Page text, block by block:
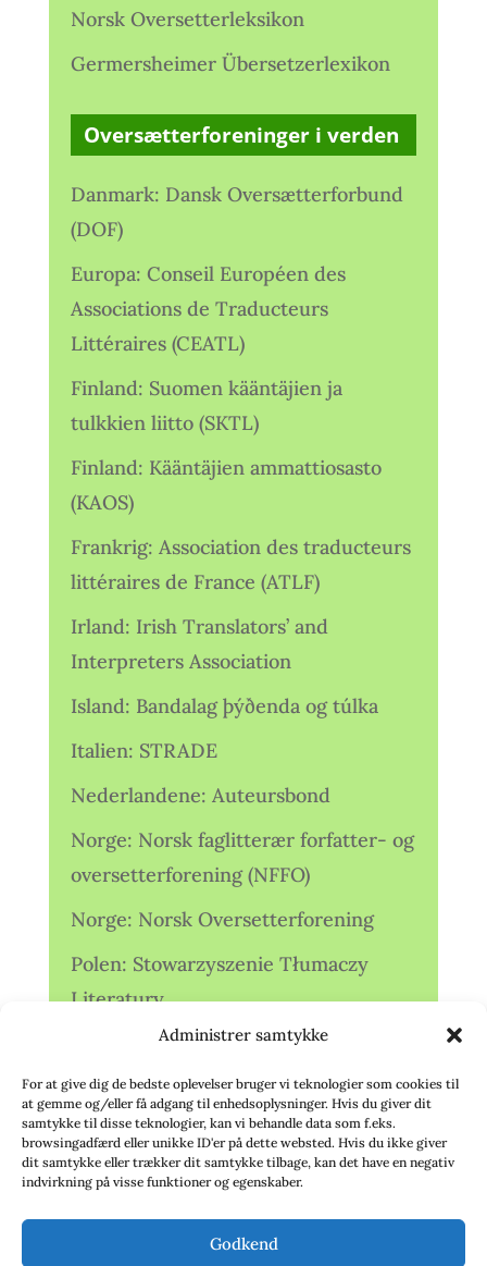
Administrer samtykke
For at give dig de bedste oplevelser bruger vi teknologier som cookies til
at gemme og/eller få adgang til enhedsoplysninger. Hvis du giver dit
samtykke til disse teknologier, kan vi behandle data som f.eks.
browsingadfærd eller unikke ID'er på dette websted. Hvis du ikke giver
dit samtykke eller trækker dit samtykke tilbage, kan det have en negativ
indvirkning på visse funktioner og egenskaber.
Godkend
Norsk Oversetterleksikon
Germersheimer Übersetzerlexikon
Oversætterforeninger i verden
Danmark: Dansk Oversætterforbund
(DOF)
Europa: Conseil Européen des
Associations de Traducteurs
Littéraires (CEATL)
Finland: Suomen kääntäjien ja
tulkkien liitto (SKTL)
Finland: Kääntäjien ammattiosasto
(KAOS)
Frankrig: Association des traducteurs
littéraires de France (ATLF)
Irland: Irish Translators’ and
Interpreters Association
Island: Bandalag þýðenda og túlka
Italien: STRADE
Nederlandene: Auteursbond
Norge: Norsk faglitterær forfatter- og
oversetterforening (NFFO)
Norge: Norsk Oversetterforening
Polen: Stowarzyszenie Tłumaczy
Literatury
Storbritannien: Translators
Association (TA)
Sverige: Översättarsektionen (Ö.)
Sverige: Översättarcentrum (ÖC)
deutschsprachiger Übersetzer (VdÜ)